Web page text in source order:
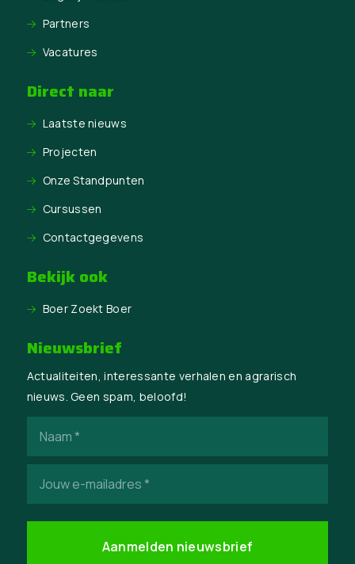
Partners
Vacatures
Direct naar
Laatste nieuws
Projecten
Onze Standpunten
Cursussen
Contactgegevens
Bekijk ook
Boer Zoekt Boer
Nieuwsbrief
Actualiteiten, interessante verhalen en agrarisch
nieuws. Geen spam, beloofd!
mailadres